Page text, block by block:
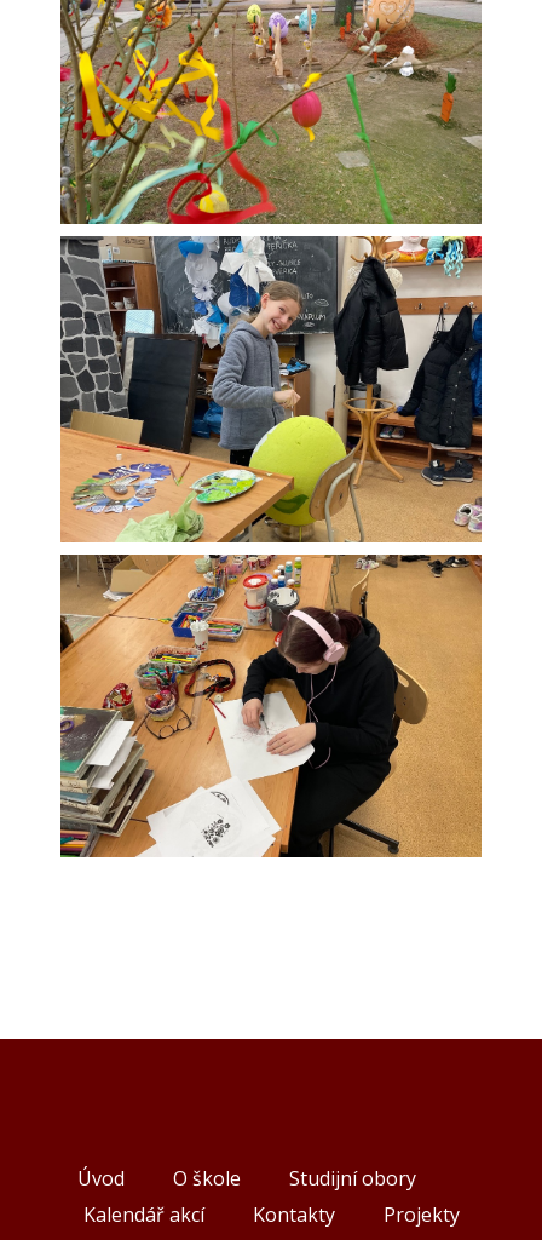
Úvod O škole
Studijní obory
Kalendář akcí
Kontakty Projekty